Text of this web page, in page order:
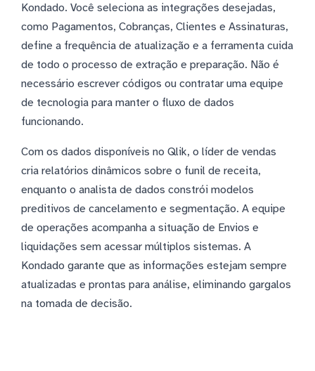
Kondado. Você seleciona as integrações desejadas,
como Pagamentos, Cobranças, Clientes e Assinaturas,
define a frequência de atualização e a ferramenta cuida
de todo o processo de extração e preparação. Não é
necessário escrever códigos ou contratar uma equipe
de tecnologia para manter o fluxo de dados
funcionando.
Com os dados disponíveis no Qlik, o líder de vendas
cria relatórios dinâmicos sobre o funil de receita,
enquanto o analista de dados constrói modelos
preditivos de cancelamento e segmentação. A equipe
de operações acompanha a situação de Envios e
liquidações sem acessar múltiplos sistemas. A
Kondado garante que as informações estejam sempre
atualizadas e prontas para análise, eliminando gargalos
na tomada de decisão.